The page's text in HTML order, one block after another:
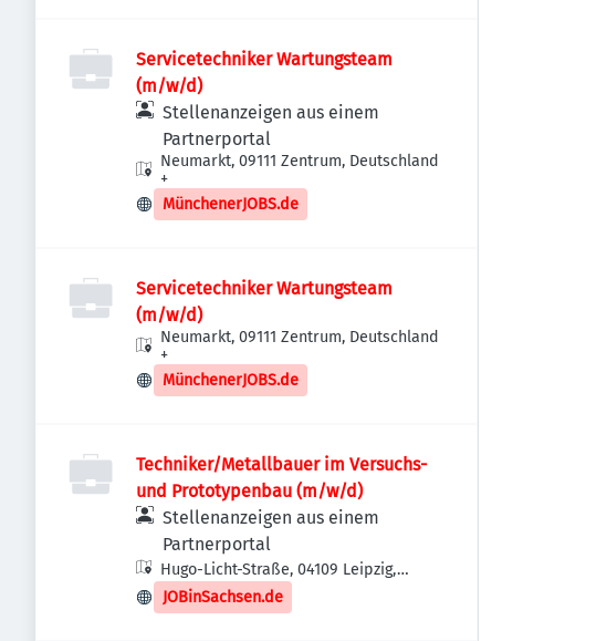
Servicetechniker Wartungsteam
(m/w/d)
Stellenanzeigen aus einem
Partnerportal
Neumarkt, 09111 Zentrum, Deutschland
+
MünchenerJOBS.de
Servicetechniker Wartungsteam
(m/w/d)
Neumarkt, 09111 Zentrum, Deutschland
+
MünchenerJOBS.de
Techniker/Metallbauer im Versuchs-
und Prototypenbau (m/w/d)
Stellenanzeigen aus einem
Partnerportal
Hugo-Licht-Straße, 04109 Leipzig,
Deutschland
JOBinSachsen.de